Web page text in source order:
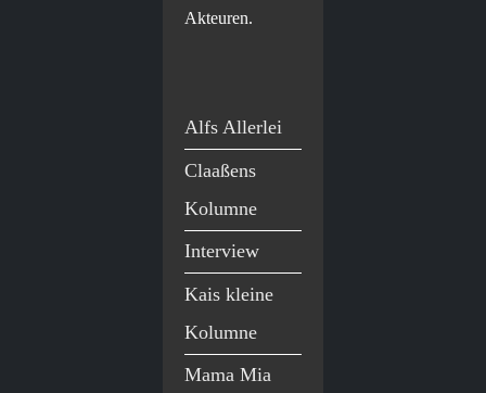
Akteuren.
Alfs Allerlei
Claaßens
Kolumne
Interview
Kais kleine
Kolumne
Mama Mia